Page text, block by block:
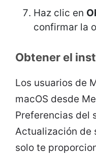
Haz clic en
confirmar la
Obtener el
Los usuarios de
macOS desde
Preferencias del
Actualización de
solo te